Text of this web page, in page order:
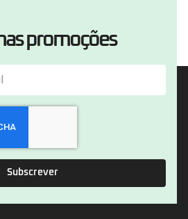
promoções
Subscrever